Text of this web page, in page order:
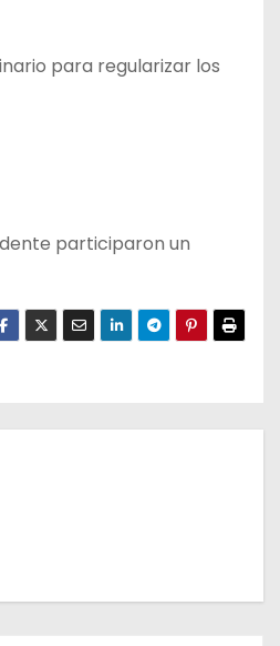
para regularizar los
participaron un